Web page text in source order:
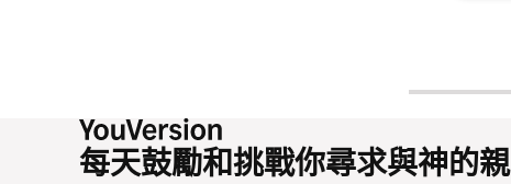
每天鼓勵和挑戰你尋求與神的親